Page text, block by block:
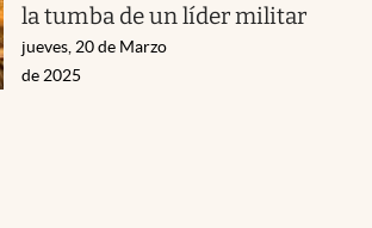
la tumba de un líder militar
jueves, 20 de Marzo
de 2025